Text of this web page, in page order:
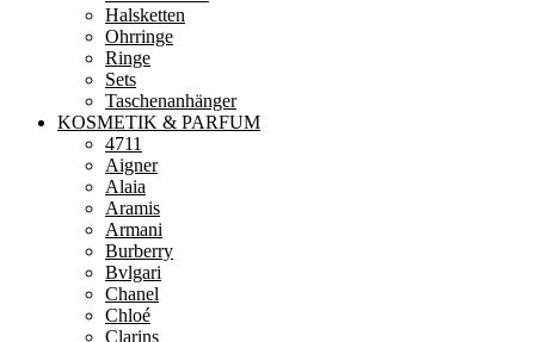
Halsketten
Ohrringe
Ringe
Sets
Taschenanhänger
KOSMETIK & PARFUM
4711
Aigner
Alaia
Aramis
Armani
Burberry
Bvlgari
Chanel
Chloé
Clarins